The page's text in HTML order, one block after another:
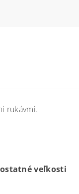
rukávmi.
veľkosti